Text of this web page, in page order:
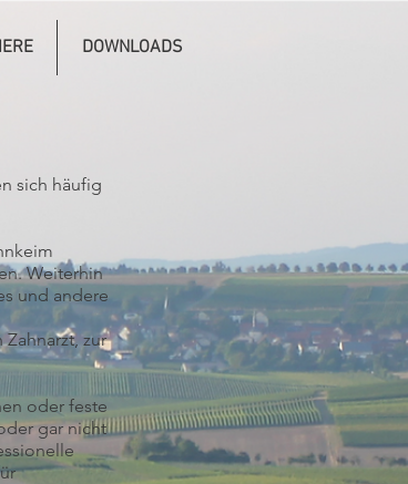
DOWNLOADS
sich häufig
Weiterhin
und andere
zur
oder feste
gar nicht